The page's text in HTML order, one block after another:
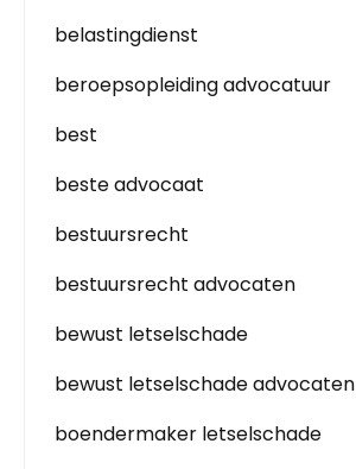
belastingdienst
beroepsopleiding advocatuur
best
beste advocaat
bestuursrecht
bestuursrecht advocaten
bewust letselschade
bewust letselschade advocaten
boendermaker letselschade